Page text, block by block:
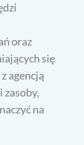
oraz
się
agencją
zasoby,
na